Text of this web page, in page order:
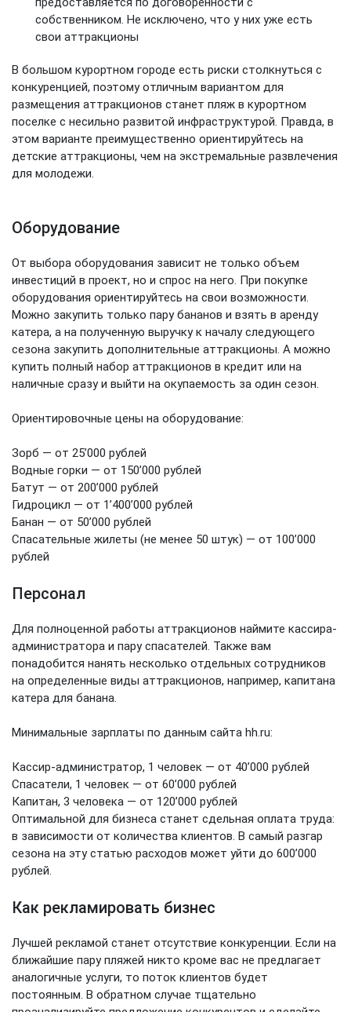
собственником. Не исключено, что у них уже есть
свои аттракционы
В большом курортном городе есть риски столкнуться с
конкуренцией, поэтому отличным вариантом для
размещения аттракционов станет пляж в курортном
поселке с несильно развитой инфраструктурой. Правда, в
этом варианте преимущественно ориентируйтесь на
детские аттракционы, чем на экстремальные развлечения
для молодежи.
Оборудование
От выбора оборудования зависит не только объем
инвестиций в проект, но и спрос на него. При покупке
оборудования ориентируйтесь на свои возможности.
Можно закупить только пару бананов и взять в аренду
катера, а на полученную выручку к началу следующего
сезона закупить дополнительные аттракционы. А можно
купить полный набор аттракционов в кредит или на
наличные сразу и выйти на окупаемость за один сезон.
Ориентировочные цены на оборудование:
Зорб — от 25’000 рублей
Водные горки — от 150’000 рублей
Батут — от 200’000 рублей
Гидроцикл — от 1’400’000 рублей
Банан — от 50’000 рублей
Спасательные жилеты (не менее 50 штук) — от 100’000
рублей
Персонал
Для полноценной работы аттракционов наймите кассира-
администратора и пару спасателей. Также вам
понадобится нанять несколько отдельных сотрудников
на определенные виды аттракционов, например, капитана
катера для банана.
Минимальные зарплаты по данным сайта hh.ru:
Кассир-администратор, 1 человек — от 40’000 рублей
Спасатели, 1 человек — от 60’000 рублей
Капитан, 3 человека — от 120’000 рублей
Оптимальной для бизнеса станет сдельная оплата труда:
в зависимости от количества клиентов. В самый разгар
сезона на эту статью расходов может уйти до 600’000
рублей.
Как рекламировать бизнес
Лучшей рекламой станет отсутствие конкуренции. Если на
ближайшие пару пляжей никто кроме вас не предлагает
аналогичные услуги, то поток клиентов будет
постоянным. В обратном случае тщательно